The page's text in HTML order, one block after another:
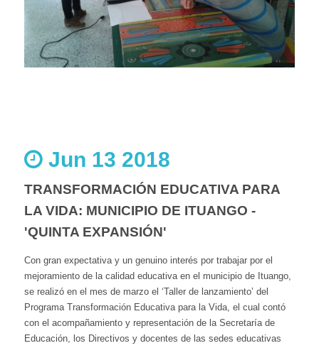
Jun 13 2018
TRANSFORMACIÓN EDUCATIVA PARA
LA VIDA: MUNICIPIO DE ITUANGO -
'QUINTA EXPANSIÓN'
Con gran expectativa y un genuino interés por trabajar por el
mejoramiento de la calidad educativa en el municipio de Ituango,
se realizó en el mes de marzo el ‘Taller de lanzamiento’ del
Programa Transformación Educativa para la Vida, el cual contó
con el acompañamiento y representación de la Secretaría de
Educación, los Directivos y docentes de las sedes educativas